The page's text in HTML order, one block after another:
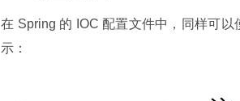
在 Spring 的 IOC 配置文件中，同样可
示：